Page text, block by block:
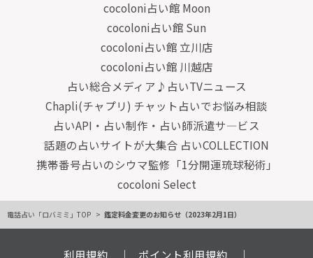
cocoloni占い館 Moon
cocoloni占い館 Sun
cocoloni占い館 立川店
cocoloni占い館 川越店
占い総合メディア♪占いTVニュース
Chapli(チャプリ) チャット占いでお悩み相談
占いAPI・占い制作・占い師派遣サ―ビス
話題の占いサイトが大集合 占いCOLLECTION
携帯番号占いのシウマ監修「1分開運琉球秘術」
cocoloni Select
電話占い「ロバミミ」TOP 鑑定料金変更のお知らせ（2023年2月1日）
利用規約 ポイント利用規約